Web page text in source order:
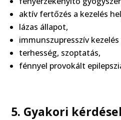
aktív fertőzés a kezelés
lázas állapot,
immunszupresszív
terhesség, szoptatás,
fénnyel provokált
5. Gyakori